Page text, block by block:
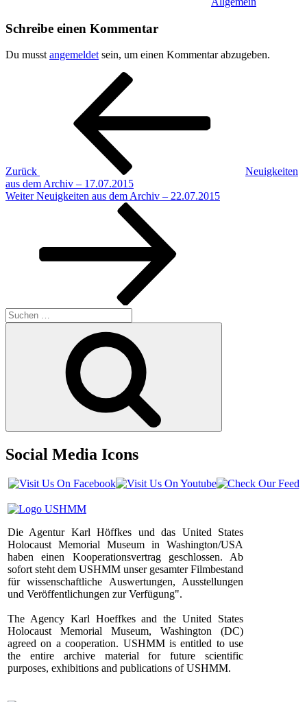
Schreibe einen Kommentar
Du musst angemeldet sein, um einen Kommentar abzugeben.
Beitragsnavigation
Zurück
Neuigkeiten
aus dem Archiv – 17.07.2015
Nächster
Weiter Neuigkeiten aus dem Archiv – 22.07.2015
Suchen
nach:
Social Media Icons
Die Agentur Karl Höffkes und das United States
Holocaust Memorial Museum in Washington/USA
haben einen Kooperationsvertrag geschlossen. Ab
sofort steht dem USHMM unser gesamter Filmbestand
für wissenschaftliche Auswertungen, Ausstellungen
und Veröffentlichungen zur Verfügung".
The Agency Karl Hoeffkes and the United States
Holocaust Memorial Museum, Washington (DC)
agreed on a cooperation. USHMM is entitled to use
the entire archive material for future scientific
purposes, exhibitions and publications of USHMM.